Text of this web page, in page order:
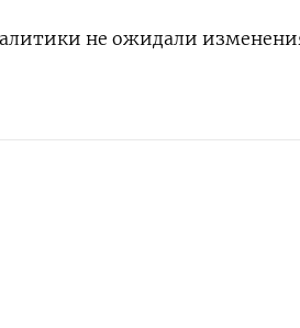
не ожидали